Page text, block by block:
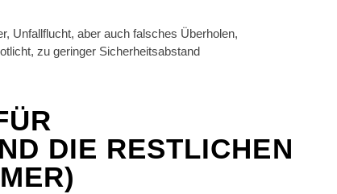
Unfallflucht, aber auch falsches Überholen,
zu geringer Sicherheitsabstand
DIE RESTLICHEN